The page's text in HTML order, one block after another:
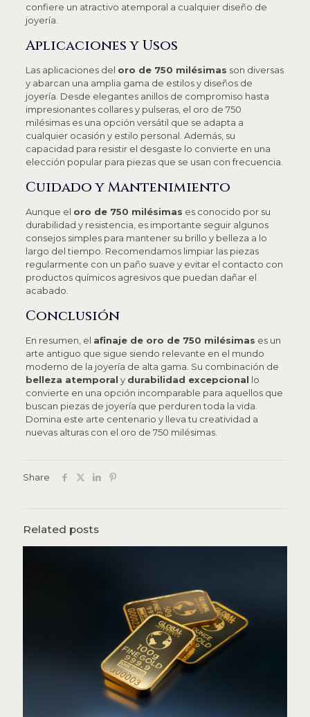
confiere un atractivo atemporal a cualquier diseño de
joyería.
Aplicaciones y Usos
Las aplicaciones del oro de 750 milésimas son diversas
y abarcan una amplia gama de estilos y diseños de
joyería. Desde elegantes anillos de compromiso hasta
impresionantes collares y pulseras, el oro de 750
milésimas es una opción versátil que se adapta a
cualquier ocasión y estilo personal. Además, su
capacidad para resistir el desgaste lo convierte en una
elección popular para piezas que se usan con frecuencia.
Cuidado y Mantenimiento
Aunque el oro de 750 milésimas es conocido por su
durabilidad y resistencia, es importante seguir algunos
consejos simples para mantener su brillo y belleza a lo
largo del tiempo. Recomendamos limpiar las piezas
regularmente con un paño suave y evitar el contacto con
productos químicos agresivos que puedan dañar el
acabado.
Conclusión
En resumen, el afinaje de oro de 750 milésimas es un
arte antiguo que sigue siendo relevante en el mundo
moderno de la joyería de alta gama. Su combinación de
belleza atemporal y durabilidad excepcional lo
convierte en una opción incomparable para aquellos que
buscan piezas de joyería que perduren toda la vida.
Domina este arte centenario y lleva tu creatividad a
nuevas alturas con el oro de 750 milésimas.
Share
Related posts